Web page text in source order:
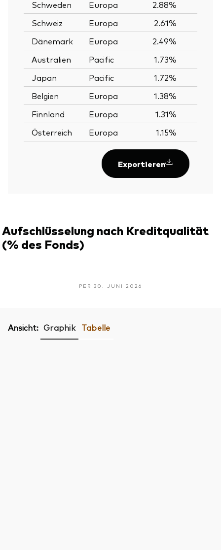
Schweden Europa
2.88%
Schweiz
Europa
2.61%
Dänemark
Europa
2.49%
Australien
Pacific
1.73%
Japan
Pacific
1.72%
Belgien
Europa
1.38%
Finnland
Europa
1.31%
Österreich
Europa 1.15%
Exportieren
Aufschlüsselung nach Kreditqualität
(% des Fonds)
PER 30. JUNI 2026
Ansicht: Graphik Tabelle